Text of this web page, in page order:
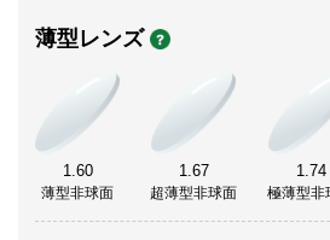
薄型レンズ
1.60
薄型非球面
1.67
超薄型非球面
1.74
極薄型非